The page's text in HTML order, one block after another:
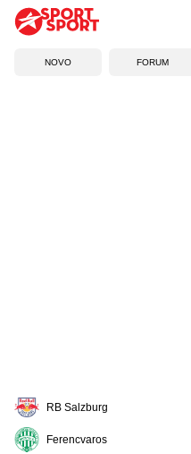
NOVO FORUM
RB Salzburg
Ferencvaros